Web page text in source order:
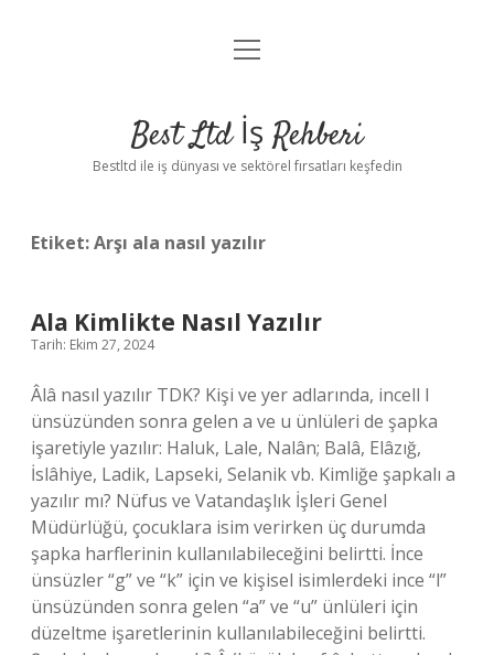
Anasayfa
Yasal Uyarı
menüyü
Best Ltd İş Rehberi
Bestltd ile iş dünyası ve sektörel fırsatları keşfedin
Etiket:Arşı ala nasıl yazılır
Ala Kimlikte Nasıl Yazılır
Tarih: Ekim 27, 2024
Âlâ nasıl yazılır TDK? Kişi ve yer adlarında, incell l
ünsüzünden sonra gelen a ve u ünlüleri de şapka
işaretiyle yazılır: Haluk, Lale, Nalân; Balâ, Elâzığ,
İslâhiye, Ladik, Lapseki, Selanik vb. Kimliğe şapkalı a
yazılır mı? Nüfus ve Vatandaşlık İşleri Genel
Müdürlüğü, çocuklara isim verirken üç durumda
şapka harflerinin kullanılabileceğini belirtti. İnce
ünsüzler “g” ve “k” için ve kişisel isimlerdeki ince “l”
ünsüzünden sonra gelen “a” ve “u” ünlüleri için
düzeltme işaretlerinin kullanılabileceğini belirtti.